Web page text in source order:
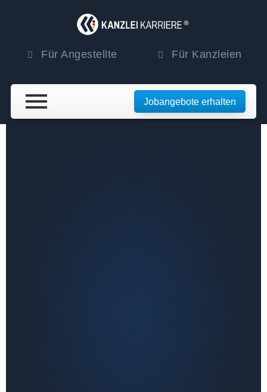
Für Angestellte Für Kanzleien
Jobangebote erhalten